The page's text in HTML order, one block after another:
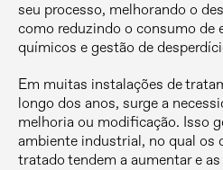
seu processo, melhorando o
como reduzindo o consumo de
químicos e gestão de
Em muitas instalações de
longo dos anos, surge a
melhoria ou modificação. Isso
ambiente industrial, no qual os
tratado tendem a aumentar e